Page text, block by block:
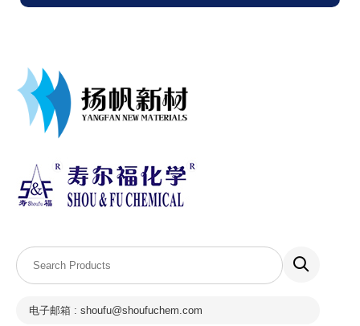
电子邮箱 : shoufu@shoufuchem.com